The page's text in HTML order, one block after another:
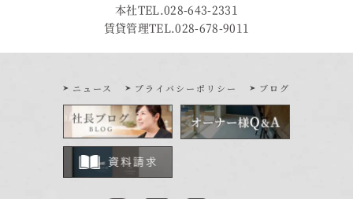
本社TEL.028-643-2331
賃貸管理TEL.028-678-9011
ニュース プライバシーポリシー ブログ